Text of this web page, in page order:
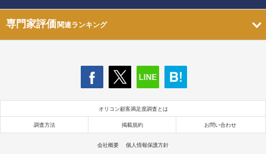
専門家評価関連ランキング
オリコン顧客満足度調査とは
調査方法 掲載規約 お問い合わせ
会社概要 個人情報保護方針